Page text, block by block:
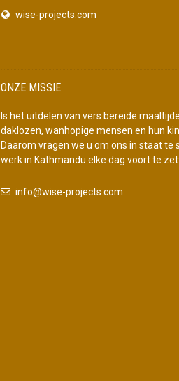
wise-projects.com
ONZE MISSIE
Is het uitdelen van vers bereide
daklozen, wanhopige mensen en hun
Daarom vragen we u om ons in staat te
werk in Kathmandu elke dag voort te
info@wise-projects.com